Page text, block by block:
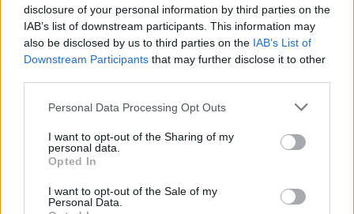
disclosure of your personal information by third parties on the
IAB’s list of downstream participants. This information may
also be disclosed by us to third parties on the IAB’s List of
Downstream Participants that may further disclose it to other
Personal Data Processing Opt Outs
I want to opt-out of the Sharing of my
personal data.
Opted In
I want to opt-out of the Sale of my
Personal Data.